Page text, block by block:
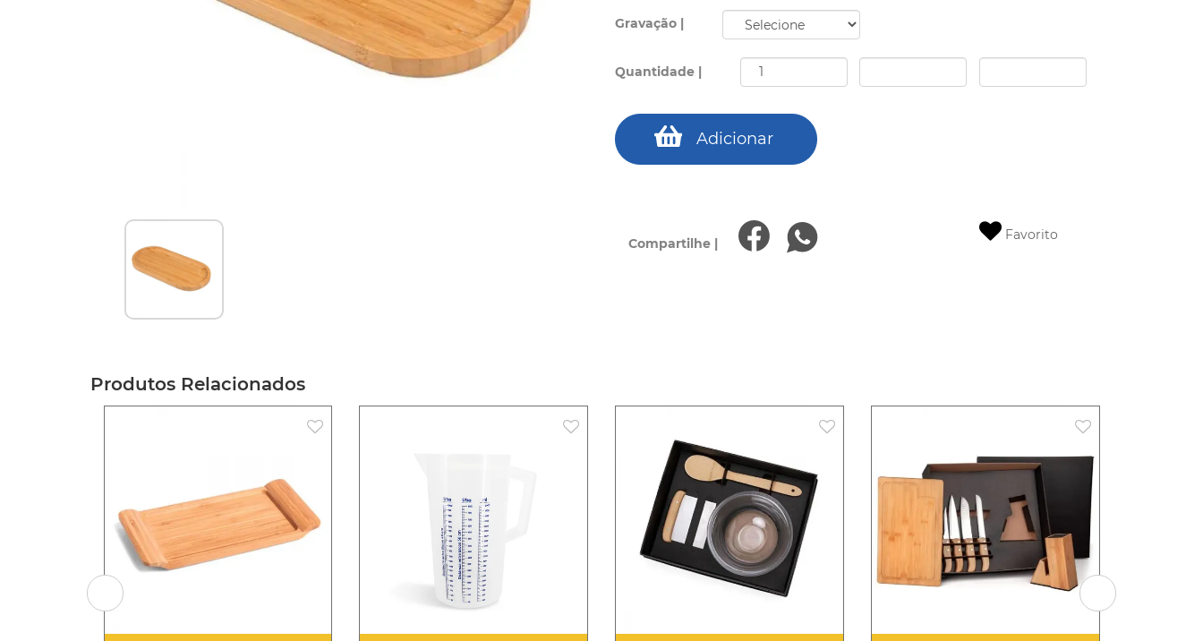
Gravação |
Quantidade |
Adicionar
Compartilhe |
Favorito
Produtos Relacionados